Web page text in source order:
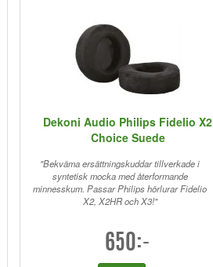
Dekoni Audio Philips Fidelio X2
Choice Suede
"Bekväma ersättningskuddar tillverkade i
syntetisk mocka med återformande
minnesskum. Passar Philips hörlurar Fidelio
X2, X2HR och X3!"
650:-